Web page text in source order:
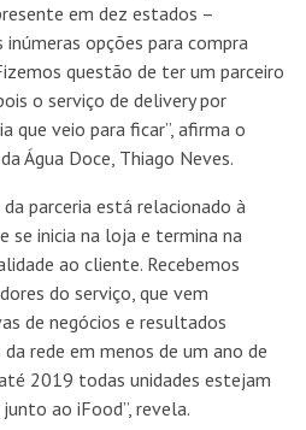
em dez estados –
opções para compra
questão de ter um parceiro
o serviço de delivery por
que veio para ficar”, afirma o
Água Doce, Thiago Neves.
parceria está relacionado à
se inicia na loja e termina na
ao cliente. Recebemos
do serviço, que vem
de negócios e resultados
rede em menos de um ano de
2019 todas unidades estejam
ao iFood”, revela.